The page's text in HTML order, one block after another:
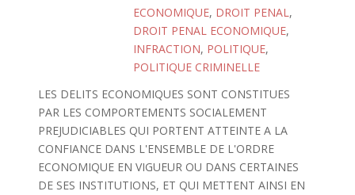
ECONOMIQUE, DROIT PENAL,
DROIT PENAL ECONOMIQUE,
INFRACTION, POLITIQUE,
POLITIQUE CRIMINELLE
LES DELITS ECONOMIQUES SONT CONSTITUES
PAR LES COMPORTEMENTS SOCIALEMENT
PREJUDICIABLES QUI PORTENT ATTEINTE A LA
CONFIANCE DANS L'ENSEMBLE DE L'ORDRE
ECONOMIQUE EN VIGUEUR OU DANS CERTAINES
DE SES INSTITUTIONS, ET QUI METTENT AINSI EN